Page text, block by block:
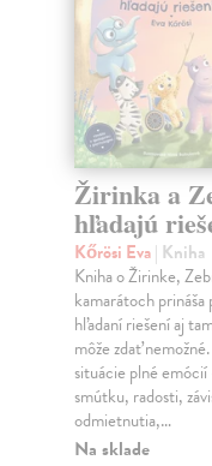
Žirinka a
hľadajú
Kőrösi Eva| Kniha
Kniha o Žirinke,
kamarátoch
hľadaní riešení aj
môže zdať
situácie plné
smútku, radosti,
odmietnutia,…
Na sklade